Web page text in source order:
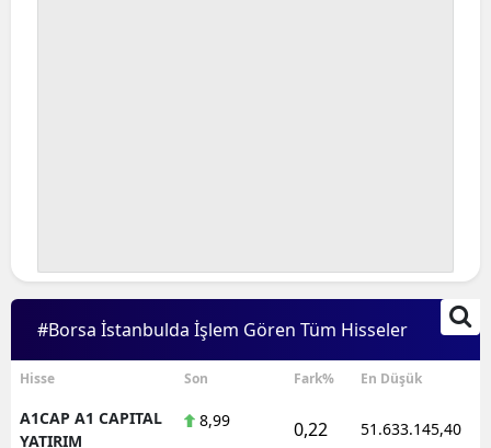
#Borsa İstanbulda İşlem Gören Tüm Hisseler
Hisse Son Fark% En Düşük
A1CAP A1 CAPITAL
YATIRIM
8,99 0,22 51.633.145,40